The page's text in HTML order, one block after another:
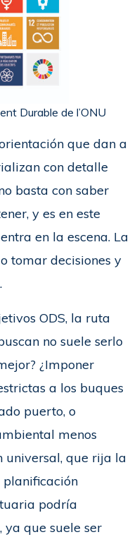
Durable de l’ONU
que dan a
con detalle
basta con saber
y es en este
en la escena. La
tomar decisiones y
ODS, la ruta
no suele serlo
¿Imponer
a los buques
puerto, o
menos
universal, que rija la
podría
que suele ser